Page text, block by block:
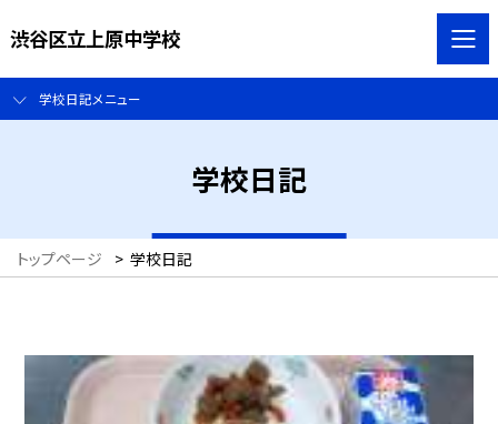
渋谷区立上原中学校
学校日記メニュー
学校日記
トップページ > 学校日記